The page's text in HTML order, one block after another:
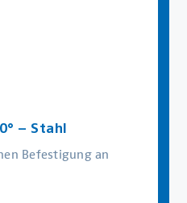
– Stahl
Befestigung an